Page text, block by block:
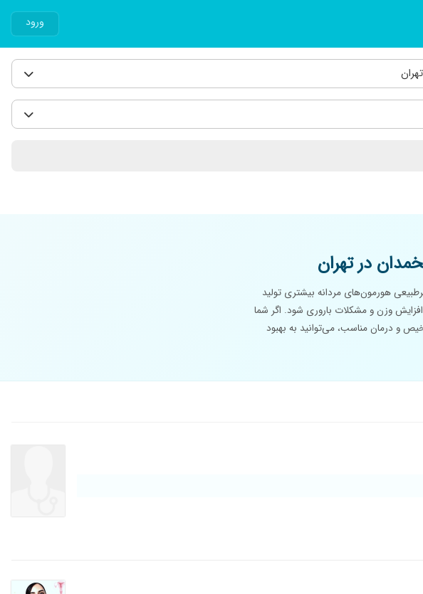
ورود
در تهران
هورمون‌های مردانه بیشتری تولید
وزن و مشکلات باروری شود. اگر شما
و درمان مناسب، می‌توانید به بهبود